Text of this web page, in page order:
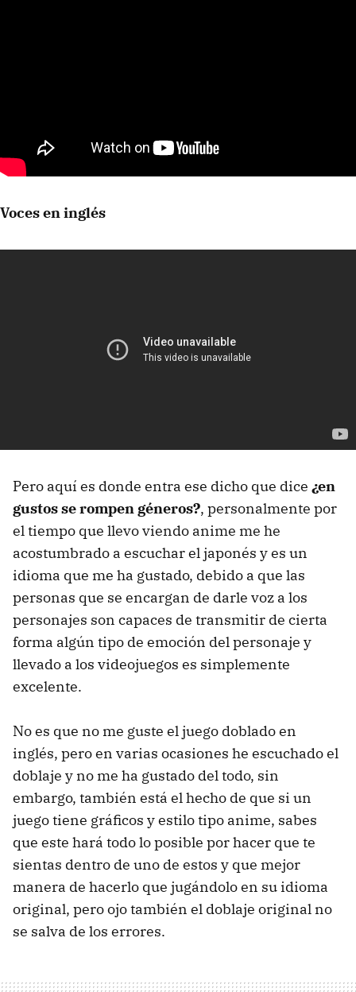
Voces en inglés
Pero aquí es donde entra ese dicho que dice ¿en
gustos se rompen géneros?, personalmente por
el tiempo que llevo viendo anime me he
acostumbrado a escuchar el japonés y es un
idioma que me ha gustado, debido a que las
personas que se encargan de darle voz a los
personajes son capaces de transmitir de cierta
forma algún tipo de emoción del personaje y
llevado a los videojuegos es simplemente
excelente.
No es que no me guste el juego doblado en
inglés, pero en varias ocasiones he escuchado el
doblaje y no me ha gustado del todo, sin
embargo, también está el hecho de que si un
juego tiene gráficos y estilo tipo anime, sabes
que este hará todo lo posible por hacer que te
sientas dentro de uno de estos y que mejor
manera de hacerlo que jugándolo en su idioma
original, pero ojo también el doblaje original no
se salva de los errores.